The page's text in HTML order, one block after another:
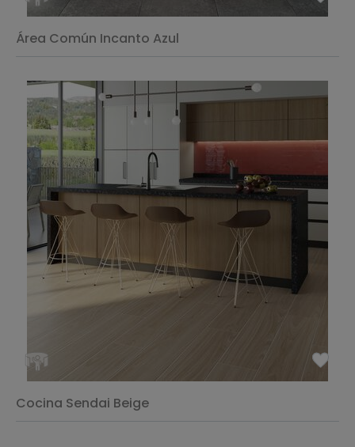
Área Común Incanto Azul
Cocina Sendai Beige